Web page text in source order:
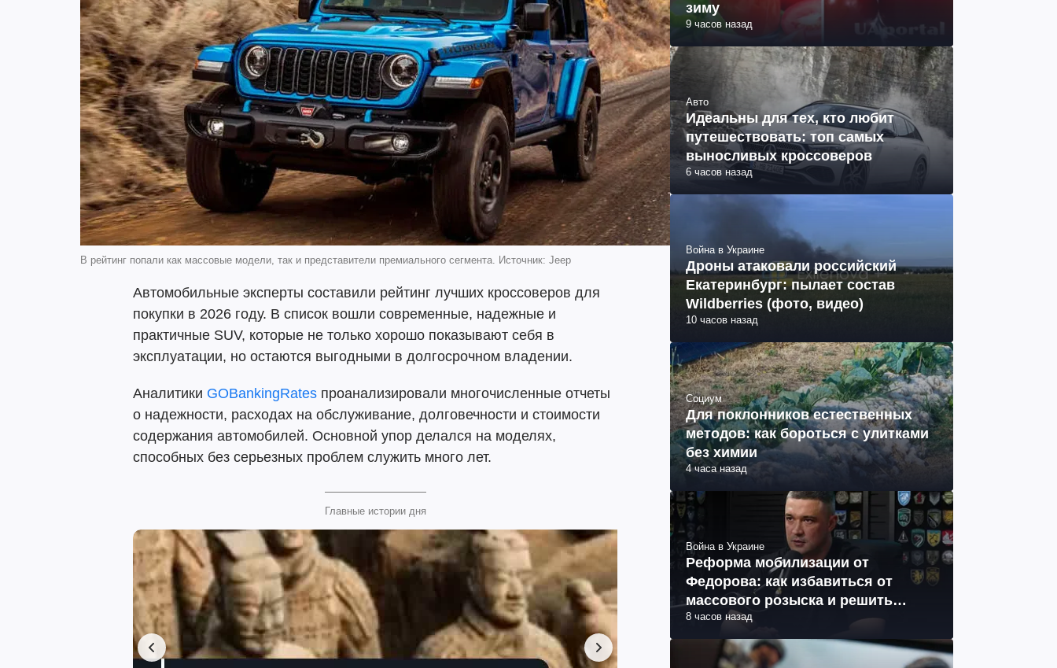
В рейтинг попали как массовые модели, так и представители премиального сегмента. Источник: Jeep
Автомобильные эксперты составили рейтинг лучших кроссоверов для
покупки в 2026 году. В список вошли современные, надежные и
практичные SUV, которые не только хорошо показывают себя в
эксплуатации, но остаются выгодными в долгосрочном владении.
Аналитики GOBankingRates проанализировали многочисленные отчеты
о надежности, расходах на обслуживание, долговечности и стоимости
содержания автомобилей. Основной упор делался на моделях,
способных без серьезных проблем служить много лет.
Главные истории дня
зиму
9 часов назад
Авто
Идеальны для тех, кто любит
путешествовать: топ самых
выносливых кроссоверов
6 часов назад
Война в Украине
Дроны атаковали российский
Екатеринбург: пылает состав
Wildberries (фото, видео)
10 часов назад
Социум
Для поклонников естественных
методов: как бороться с улитками
без химии
4 часа назад
Война в Украине
Реформа мобилизации от
Федорова: как избавиться от
массового розыска и решить
проблему СОЧ
8 часов назад